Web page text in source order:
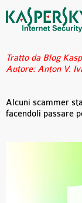
Tratto da Blog
Autore: Anton V.
Alcuni scammer
facendoli passare